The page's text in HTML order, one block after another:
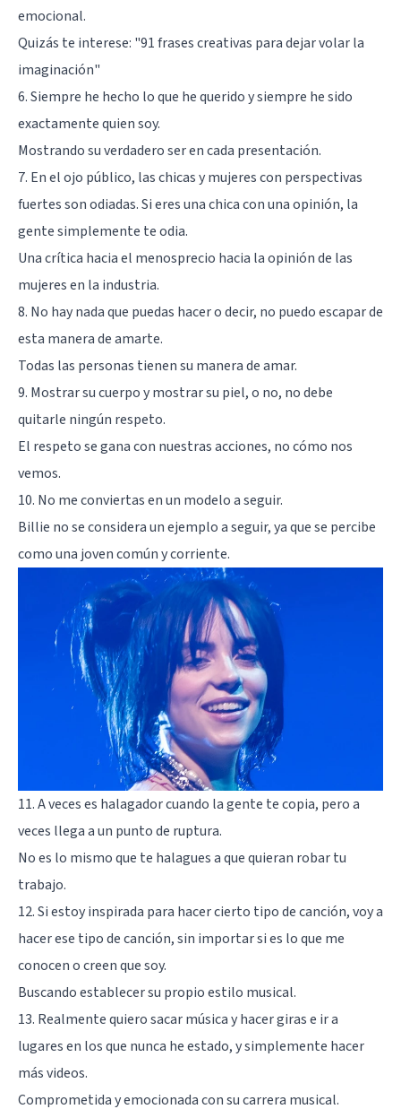
emocional.
Quizás te interese: "91 frases creativas para dejar volar la
imaginación"
6. Siempre he hecho lo que he querido y siempre he sido
exactamente quien soy.
Mostrando su verdadero ser en cada presentación.
7. En el ojo público, las chicas y mujeres con perspectivas
fuertes son odiadas. Si eres una chica con una opinión, la
gente simplemente te odia.
Una crítica hacia el menosprecio hacia la opinión de las
mujeres en la industria.
8. No hay nada que puedas hacer o decir, no puedo escapar de
esta manera de amarte.
Todas las personas tienen su manera de amar.
9. Mostrar su cuerpo y mostrar su piel, o no, no debe
quitarle ningún respeto.
El respeto se gana con nuestras acciones, no cómo nos
vemos.
10. No me conviertas en un modelo a seguir.
Billie no se considera un ejemplo a seguir, ya que se percibe
como una joven común y corriente.
11. A veces es halagador cuando la gente te copia, pero a
veces llega a un punto de ruptura.
No es lo mismo que te halagues a que quieran robar tu
trabajo.
12. Si estoy inspirada para hacer cierto tipo de canción, voy a
hacer ese tipo de canción, sin importar si es lo que me
conocen o creen que soy.
Buscando establecer su propio estilo musical.
13. Realmente quiero sacar música y hacer giras e ir a
lugares en los que nunca he estado, y simplemente hacer
más videos.
Comprometida y emocionada con su carrera musical.